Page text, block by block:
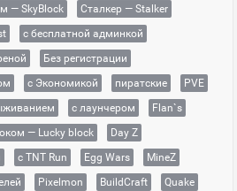
— SkyBlock
Сталкер — Stalker
с бесплатной админкой
Без регистрации
с Экономикой пиратские
PVE
с лаунчером
Flan`s
— Lucky block
Day Z
с TNT Run Egg Wars
MineZ
Pixelmon BuildCraft
Quake